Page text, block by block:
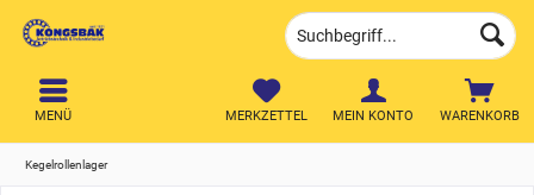
WARENKORB
MERKZETTEL MEIN KONTO
MENÜ
Kegelrollenlager